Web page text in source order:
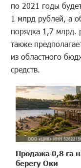
по 2021 годы
1 млрд рублей, а
порядка 1,7 млрд.
также
из областного
средств.
Продажа 0,8 га
берегу Оки